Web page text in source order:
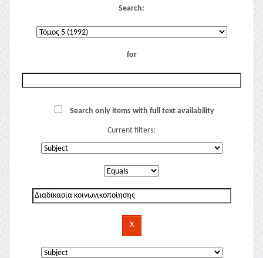
Search:
for
Search only items with full text availability
Current filters: